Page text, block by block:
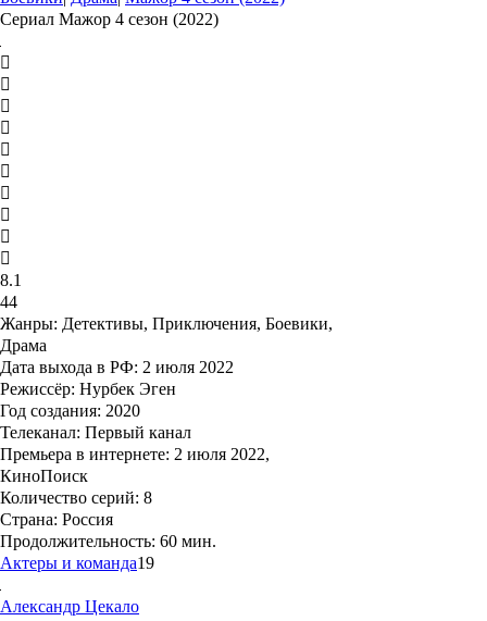
Сериал Мажор 4 сезон (2022)
8.1
44
Жанры: Детективы, Приключения, Боевики,
Драма
Дата выхода в РФ: 2 июля 2022
Режиссёр: Нурбек Эген
Год создания: 2020
Телеканал: Первый канал
Премьера в интернете: 2 июля 2022,
КиноПоиск
Количество серий: 8
Страна: Россия
Продолжительность: 60 мин.
Актеры и команда19
Александр Цекало